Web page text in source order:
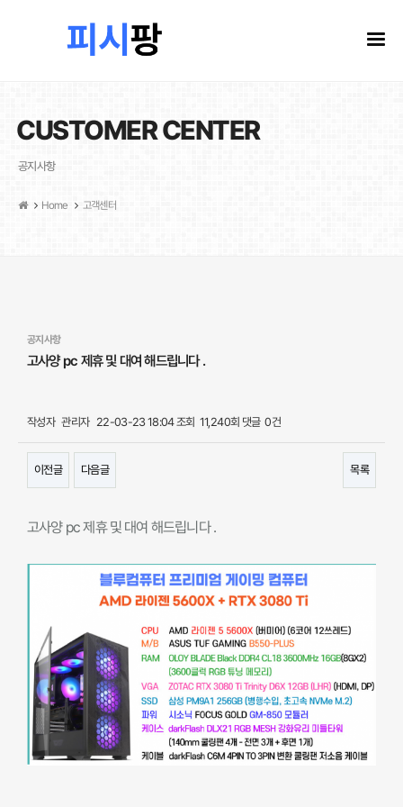
CUSTOMER CENTER
공지사항
Home 고객센터
공지사항
고사양 pc 제휴 및 대여 해드립니다 .
작성자 관리자 22-03-23 18:04조회 11,240회 댓글 0건
이전글 다음글 목록
본문
고사양 pc 제휴 및 대여 해드립니다 .